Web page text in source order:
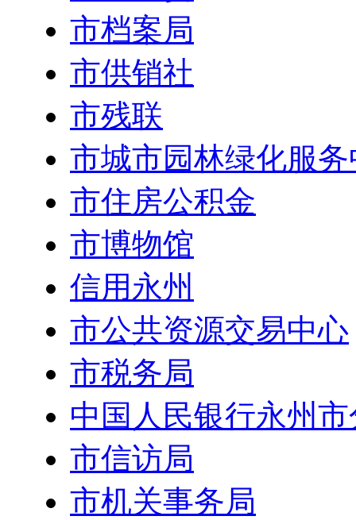
市档案局
市供销社
市残联
市城市园林绿化服
市住房公积金
市博物馆
信用永州
市公共资源交易中心
市税务局
中国人民银行永州
市信访局
市机关事务局